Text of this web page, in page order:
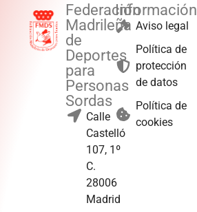
Federación
Madrileña
de
Deportes
para
Personas
Sordas
Calle
Castelló
107, 1º
C.
28006
Madrid
Información
Aviso legal
Política de
protección
de datos
Política de
cookies